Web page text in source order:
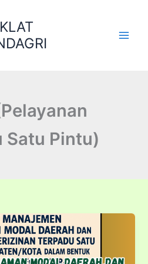
Satu Pintu)